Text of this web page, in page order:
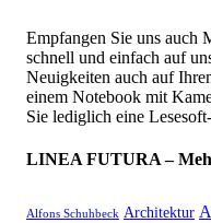
Empfangen Sie uns auch
schnell und einfach auf
Neuigkeiten auch auf
einem Notebook mit
Sie lediglich eine
LINEA FUTURA –
Alfons Schuhbeck Architektur